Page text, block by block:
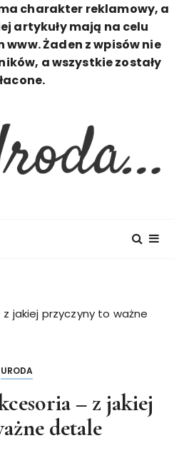
charakter reklamowy, a
artykuły mają na celu
Żaden z wpisów nie
a wszystkie zostały
jakiej przyczyny to ważne
URODA
– z jakiej
detale